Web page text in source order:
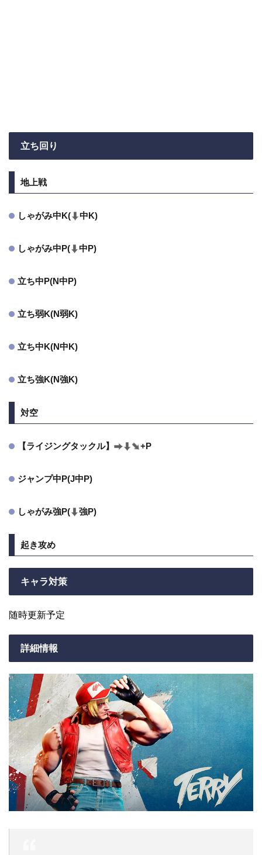
立ち回り
地上戦
しゃがみ中K( 中K)
しゃがみ中P( 中P)
立ち中P(N中P)
立ち弱K(N弱K)
立ち中K(N中K)
立ち強K(N強K)
対空
【ライジングタックル】 +P
ジャンプ中P(J中P)
しゃがみ強P( 強P)
起き攻め
キャラ対策
随時更新予定
詳細情報